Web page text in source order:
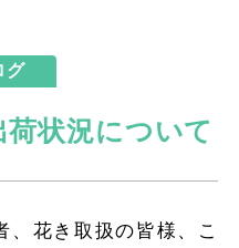
グ
状況について
、花き取扱の皆様、こ